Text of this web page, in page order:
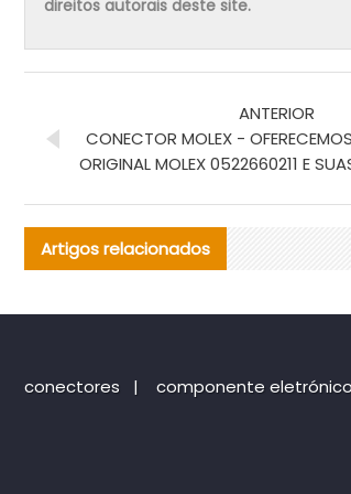
direitos autorais deste site.
ANTERIOR
CONECTOR MOLEX -
ORIGINAL MOLEX 0522660211 E
Artigos relacionados
conectores | componente eletrónico